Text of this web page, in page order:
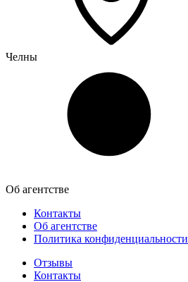
Челны
Об агентстве
Контакты
Об агентстве
Политика конфиденциальности
Отзывы
Контакты